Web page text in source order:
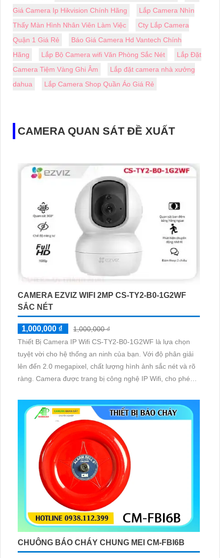
Giá Camera Ip Hikvision Chính Hãng
Lắp Camera Nhìn
Thấy Màn Hình Nhân Viên Làm Việc
Cty Lắp Camera
Quận 1 Giá Rẻ
Báo Giá Camera Hd Vantech Chính
Hãng
Lắp Bộ Camera wifi Văn Phòng Sắc Nét
Lắp Đặt
Camera Tiệm Vàng Ghi Âm
Lắp đặt camera nhà xưởng
dahua
Lắp Camera Shop Quần Áo Giá Rẻ
CAMERA QUAN SÁT ĐỀ XUẤT
CAMERA EZVIZ WIFI 2MP CS-TY2-B0-1G2WF
SẮC NÉT
1,000,000 ₫
1,000,000 ₫
Thiết Bị Camera IP Wifi CS-TY2-B0-1G2WF là lựa chọn
tuyệt vời cho hệ thống an ninh của bạn. Với độ phân giải
lên đến 2.0 megapixel, chất lượng hình ảnh sắc nét và rõ
ràng. Camera được trang bị công nghệ IP Wifi, cho phép
CHUÔNG BÁO CHÁY CHUNG MEI CM-FBI6B